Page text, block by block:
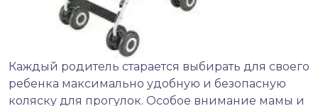
Каждый родитель старается выбирать для своего
ребенка максимально удобную и безопасную
коляску для прогулок. Особое внимание мамы и